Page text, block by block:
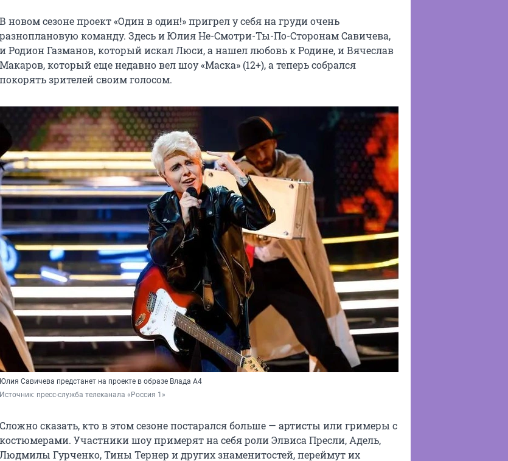
В новом сезоне проект «Один в один!» пригрел у себя на груди очень
разноплановую команду. Здесь и Юлия Не-Смотри-Ты-По-Сторонам Савичева,
и Родион Газманов, который искал Люси, а нашел любовь к Родине, и Вячеслав
Макаров, который еще недавно вел шоу «Маска» (12+), а теперь собрался
покорять зрителей своим голосом.
Юлия Савичева предстанет на проекте в образе Влада А4
Источник: пресс-служба телеканала «Россия 1»
Сложно сказать, кто в этом сезоне постарался больше — артисты или гримеры с
костюмерами. Участники шоу примерят на себя роли Элвиса Пресли, Адель,
Людмилы Гурченко, Тины Тернер и других знаменитостей, переймут их